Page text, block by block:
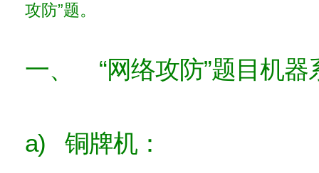
攻防”题。
一、 “网络攻防”题目机器
a) 铜牌机：